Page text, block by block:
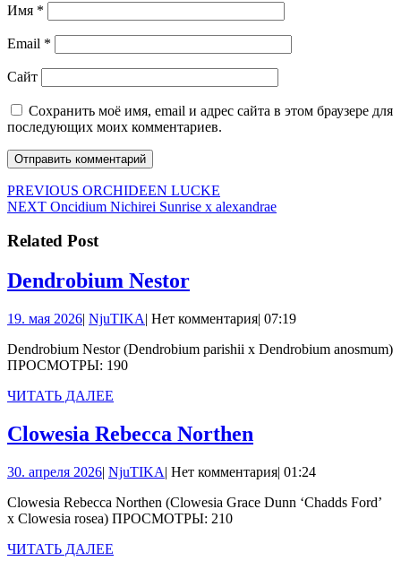
Имя *
Email *
Сайт
Сохранить моё имя, email и адрес сайта в этом браузере для
последующих моих комментариев.
Навигация
по
записям
PREVIOUS Предыдущая
запись:
ORCHIDEEN LUCKE
NEXT Следующая
Oncidium Nichirei Sunrise x alexandrae
Related Post
Dendrobium NestorDendrobium
19. мая 202619.
2026
| NjuTIKANjuTIKA
| Нет комментария| 07:19
Dendrobium Nestor (Dendrobium parishii x Dendrobium anosmum)
ПРОСМОТРЫ: 190
ЧИТАТЬ ДАЛЕЕ
Clowesia Rebecca Northen
Northen
30. апреля 202630.
2026
| NjuTIKANjuTIKA
| Нет комментария| 01:24
Clowesia Rebecca Northen (Clowesia Grace Dunn ‘Chadds Ford’
x Clowesia rosea) ПРОСМОТРЫ: 210
ЧИТАТЬ ДАЛЕЕ